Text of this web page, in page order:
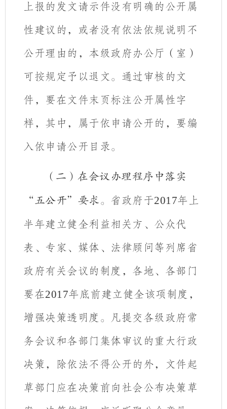
上报的发文请示件没有明确的公开属
性建议的，或者没有依法依规说明不
公开理由的，本级政府办公厅（室）
可按规定予以退文。 通过审核的文
件，要在文件末页标注公开属性字
样，其中，属于依申请公开的，要编
入依申请公开目录。
（二）在会议办理程序中落实
“五公开”要求。 省政府于2017年上
半年建立健全利益相关方、公众代
表、专家、媒体、法律顾问等列席省
政府有关会议的制度， 各地、各部门
要在2017年底前建立健全该项制度，
增强决策透明度。凡提交各级政府常
务会议和各部门集体审议的重大行政
决策，
除依法不得公开的外，
文件起
草部门 应在决策前向社会公布决策草